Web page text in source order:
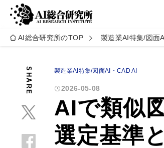
AI総合研究所のTOP 製造業AI特集/図面
SHARE 製造業AI特集/図面AI・CAD AI
2026-05-08
AIで類似
選定基準